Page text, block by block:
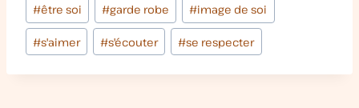
la
publication :
#être soi #garde robe #image de soi
#s'aimer #s'écouter #se respecter